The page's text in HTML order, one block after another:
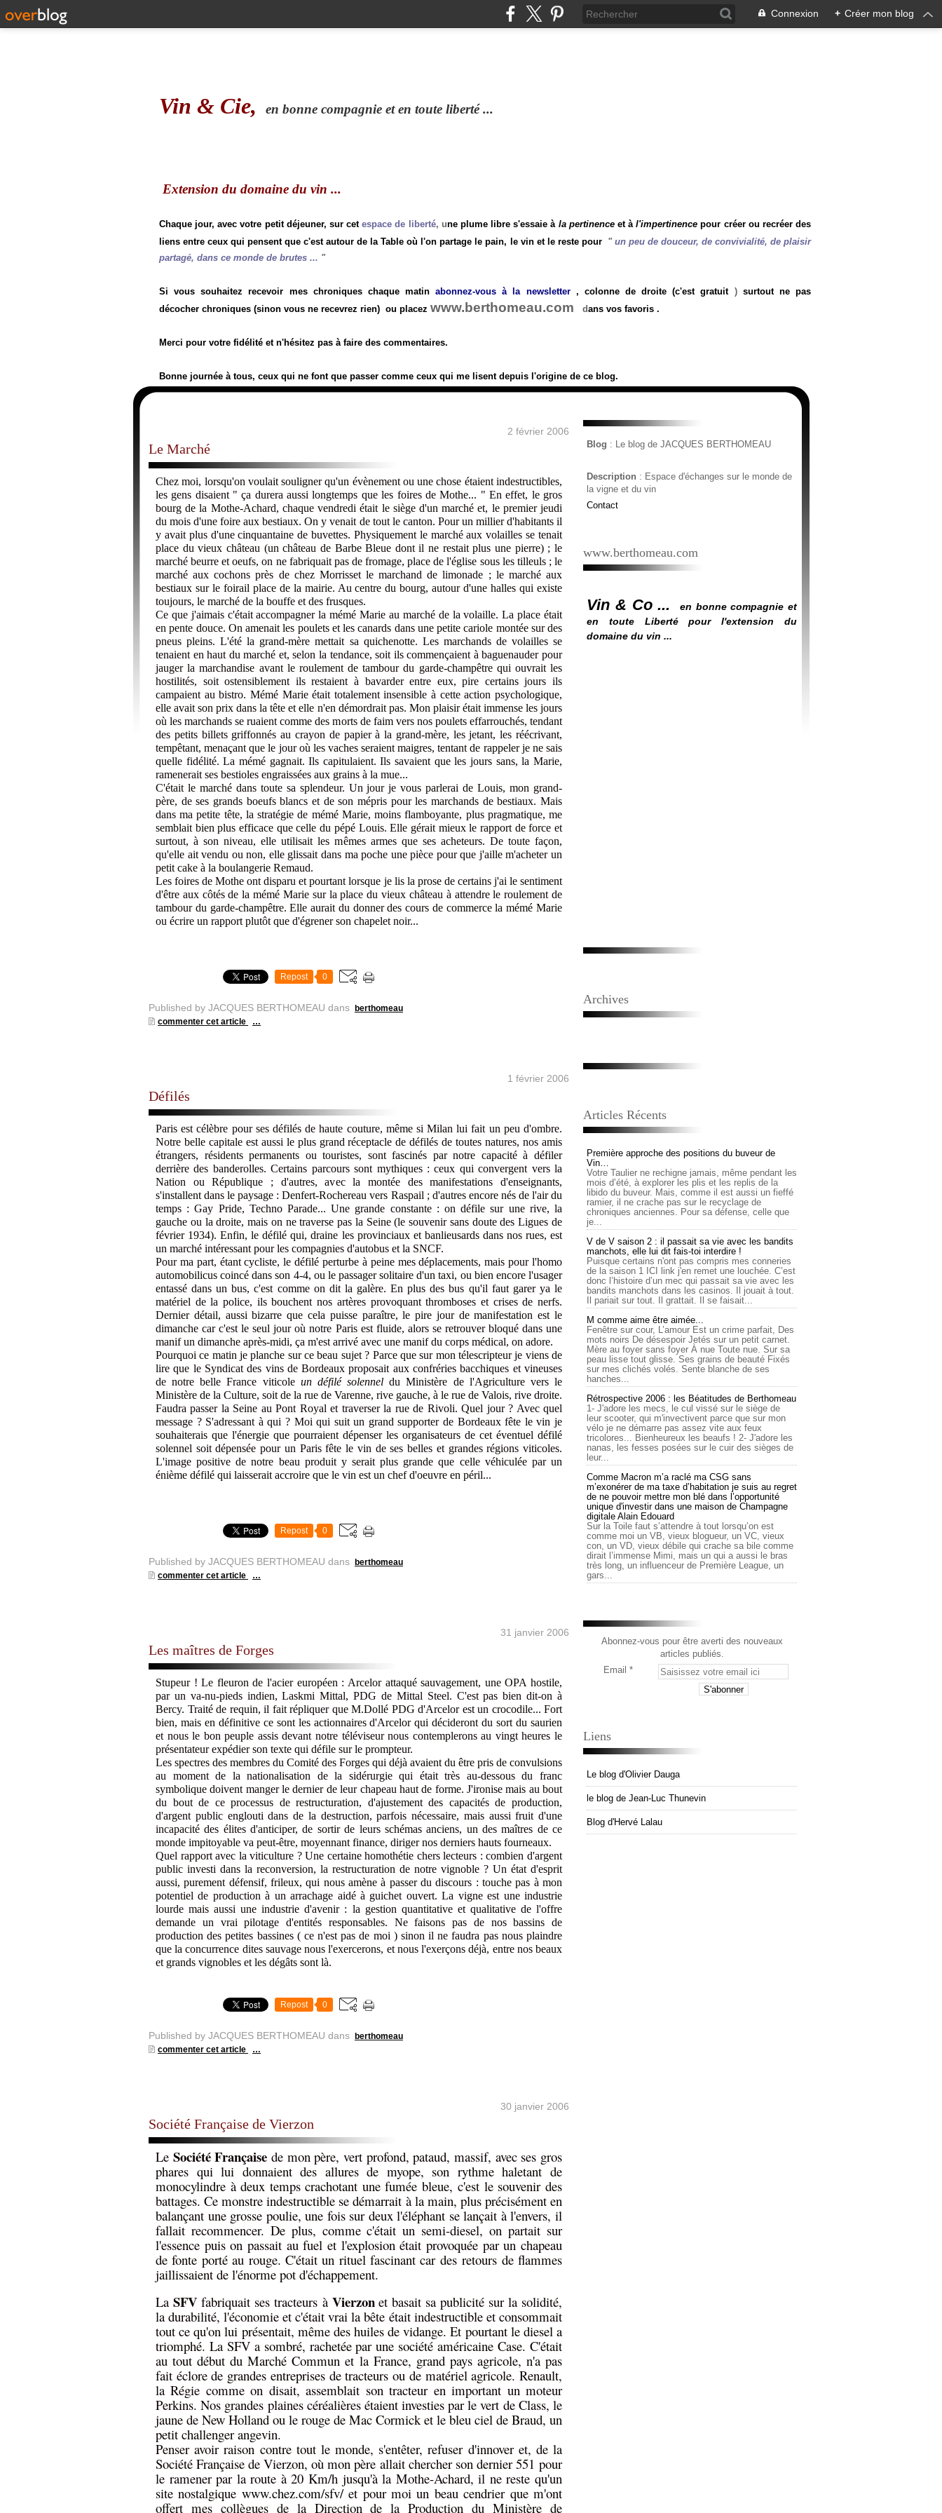
Connexion + Créer mon blog
Vin & Cie, en bonne compagnie et en toute liberté ...
Extension du domaine du vin ...
Chaque jour, avec votre petit déjeuner, sur cetespace de liberté, une plume libre s'essaie à la pertinenceet àl'impertinence pour créer ou recréer des
liens entre ceux qui pensent que c'est autour de la Table où l'on partage le pain, le vin et le reste pour "un peu de douceur, de convivialité, de plaisir
partagé, dans ce monde de brutes ... "
Si vous souhaitez recevoir mes chroniques chaque matinabonnez-vous à la newsletter, colonne de droite (c'est gratuit) surtout ne pas
décocher chroniques (sinon vous ne recevrez rien) ou placez www.berthomeau.com dans vos favoris .
Merci pour votre fidélité et n'hésitez pas à faire des commentaires.
Bonne journée à tous, ceux qui ne font que passer comme ceux qui me lisent depuis l'origine de ce blog.
2 février 2006
Le Marché
Chez moi, lorsqu'on voulait souligner qu'un évènement ou une chose étaient indestructibles,
les gens disaient " ça durera aussi longtemps que les foires de Mothe... " En effet, le gros
bourg de la Mothe-Achard, chaque vendredi était le siège d'un marché et, le premier jeudi
du mois d'une foire aux bestiaux. On y venait de tout le canton. Pour un millier d'habitants il
y avait plus d'une cinquantaine de buvettes. Physiquement le marché aux volailles se tenait
place du vieux château (un château de Barbe Bleue dont il ne restait plus une pierre) ; le
marché beurre et oeufs, on ne fabriquait pas de fromage, place de l'église sous les tilleuls ; le
marché aux cochons près de chez Morrisset le marchand de limonade ; le marché aux
bestiaux sur le foirail place de la mairie. Au centre du bourg, autour d'une halles qui existe
toujours, le marché de la bouffe et des frusques.
Ce que j'aimais c'était accompagner la mémé Marie au marché de la volaille. La place était
en pente douce. On amenait les poulets et les canards dans une petite cariole montée sur des
pneus pleins. L'été la grand-mère mettait sa quichenotte. Les marchands de volailles se
tenaient en haut du marché et, selon la tendance, soit ils commençaient à baguenauder pour
jauger la marchandise avant le roulement de tambour du garde-champêtre qui ouvrait les
hostilités, soit ostensiblement ils restaient à bavarder entre eux, pire certains jours ils
campaient au bistro. Mémé Marie était totalement insensible à cette action psychologique,
elle avait son prix dans la tête et elle n'en démordrait pas. Mon plaisir était immense les jours
où les marchands se ruaient comme des morts de faim vers nos poulets effarrouchés, tendant
des petits billets griffonnés au crayon de papier à la grand-mère, les jetant, les réécrivant,
tempêtant, menaçant que le jour où les vaches seraient maigres, tentant de rappeler je ne sais
quelle fidélité. La mémé gagnait. Ils capitulaient. Ils savaient que les jours sans, la Marie,
ramenerait ses bestioles engraissées aux grains à la mue...
C'était le marché dans toute sa splendeur. Un jour je vous parlerai de Louis, mon grand-
père, de ses grands boeufs blancs et de son mépris pour les marchands de bestiaux. Mais
dans ma petite tête, la stratégie de mémé Marie, moins flamboyante, plus pragmatique, me
semblait bien plus efficace que celle du pépé Louis. Elle gérait mieux le rapport de force et
surtout, à son niveau, elle utilisait les mêmes armes que ses acheteurs. De toute façon,
qu'elle ait vendu ou non, elle glissait dans ma poche une pièce pour que j'aille m'acheter un
petit cake à la boulangerie Remaud.
Les foires de Mothe ont disparu et pourtant lorsque je lis la prose de certains j'ai le sentiment
d'être aux côtés de la mémé Marie sur la place du vieux château à attendre le roulement de
tambour du garde-champêtre. Elle aurait du donner des cours de commerce la mémé Marie
ou écrire un rapport plutôt que d'égrener son chapelet noir...
Repost 0
Published by JACQUES BERTHOMEAU dans
berthomeau
commenter cet article
…
1 février 2006
Défilés
Paris est célèbre pour ses défilés de haute couture, même si Milan lui fait un peu d'ombre.
Notre belle capitale est aussi le plus grand réceptacle de défilés de toutes natures, nos amis
étrangers, résidents permanents ou touristes, sont fascinés par notre capacité à défiler
derrière des banderolles. Certains parcours sont mythiques : ceux qui convergent vers la
Nation ou République ; d'autres, avec la montée des manifestations d'enseignants,
s'installent dans le paysage : Denfert-Rochereau vers Raspail ; d'autres encore nés de l'air du
temps : Gay Pride, Techno Parade... Une grande constante : on défile sur une rive, la
gauche ou la droite, mais on ne traverse pas la Seine (le souvenir sans doute des Ligues de
février 1934). Enfin, le défilé qui, draine les provinciaux et banlieusards dans nos rues, est
un marché intéressant pour les compagnies d'autobus et la SNCF.
Pour ma part, étant cycliste, le défilé perturbe à peine mes déplacements, mais pour l'homo
automobilicus coincé dans son 4-4, ou le passager solitaire d'un taxi, ou bien encore l'usager
entassé dans un bus, c'est comme on dit la galère. En plus des bus qu'il faut garer ya le
matériel de la police, ils bouchent nos artères provoquant thromboses et crises de nerfs.
Dernier détail, aussi bizarre que cela puisse paraître, le pire jour de manifestation est le
dimanche car c'est le seul jour où notre Paris est fluide, alors se retrouver bloqué dans une
manif un dimanche après-midi, ça m'est arrivé avec une manif du corps médical, on adore.
Pourquoi ce matin je planche sur ce beau sujet ? Parce que sur mon télescripteur je viens de
lire que le Syndicat des vins de Bordeaux proposait aux confréries bacchiques et vineuses
de notre belle France viticole un défilé solennel du Ministère de l'Agriculture vers le
Ministère de la Culture, soit de la rue de Varenne, rive gauche, à le rue de Valois, rive droite.
Faudra passer la Seine au Pont Royal et traverser la rue de Rivoli. Quel jour ? Avec quel
message ? S'adressant à qui ? Moi qui suit un grand supporter de Bordeaux fête le vin je
souhaiterais que l'énergie que pourraient dépenser les organisateurs de cet éventuel défilé
solennel soit dépensée pour un Paris fête le vin de ses belles et grandes régions viticoles.
L'image positive de notre beau produit y serait plus grande que celle véhiculée par un
énième défilé qui laisserait accroire que le vin est un chef d'oeuvre en péril...
Repost 0
Published by JACQUES BERTHOMEAU dans
berthomeau
commenter cet article
…
31 janvier 2006
Les maîtres de Forges
Stupeur ! Le fleuron de l'acier européen : Arcelor attaqué sauvagement, une OPA hostile,
par un va-nu-pieds indien, Laskmi Mittal, PDG de Mittal Steel. C'est pas bien dit-on à
Bercy. Traité de requin, il fait répliquer que M.Dollé PDG d'Arcelor est un crocodile... Fort
bien, mais en définitive ce sont les actionnaires d'Arcelor qui décideront du sort du saurien
et nous le bon peuple assis devant notre téléviseur nous contemplerons au vingt heures le
présentateur expédier son texte qui défile sur le prompteur.
Les spectres des membres du Comité des Forges qui déjà avaient du être pris de convulsions
au moment de la nationalisation de la sidérurgie qui était très au-dessous du franc
symbolique doivent manger le dernier de leur chapeau haut de forme. J'ironise mais au bout
du bout de ce processus de restructuration, d'ajustement des capacités de production,
d'argent public englouti dans de la destruction, parfois nécessaire, mais aussi fruit d'une
incapacité des élites d'anticiper, de sortir de leurs schémas anciens, un des maîtres de ce
monde impitoyable va peut-être, moyennant finance, diriger nos derniers hauts fourneaux.
Quel rapport avec la viticulture ? Une certaine homothétie chers lecteurs : combien d'argent
public investi dans la reconversion, la restructuration de notre vignoble ? Un état d'esprit
aussi, purement défensif, frileux, qui nous amène à passer du discours : touche pas à mon
potentiel de production à un arrachage aidé à guichet ouvert. La vigne est une industrie
lourde mais aussi une industrie d'avenir : la gestion quantitative et qualitative de l'offre
demande un vrai pilotage d'entités responsables. Ne faisons pas de nos bassins de
production des petites bassines ( ce n'est pas de moi ) sinon il ne faudra pas nous plaindre
que la concurrence dites sauvage nous l'exercerons, et nous l'exerçons déjà, entre nos beaux
et grands vignobles et les dégâts sont là.
Repost 0
Published by JACQUES BERTHOMEAU dans
berthomeau
commenter cet article
…
30 janvier 2006
Société Française de Vierzon
Le Société Française de mon père, vert profond, pataud, massif, avec ses gros
phares qui lui donnaient des allures de myope, son rythme haletant de
monocylindre à deux temps crachotant une fumée bleue, c'est le souvenir des
battages. Ce monstre indestructible se démarrait à la main, plus précisément en
balançant une grosse poulie, une fois sur deux l'éléphant se lançait à l'envers, il
fallait recommencer. De plus, comme c'était un semi-diesel, on partait sur
l'essence puis on passait au fuel et l'explosion était provoquée par un chapeau
de fonte porté au rouge. C'était un rituel fascinant car des retours de flammes
jaillissaient de l'énorme pot d'échappement.
La SFVfabriquait ses tracteurs à Vierzonet basait sa publicité sur la solidité,
la durabilité, l'économie et c'était vrai la bête était indestructible et consommait
tout ce qu'on lui présentait, même des huiles de vidange. Et pourtant le diesel a
triomphé. La SFV a sombré, rachetée par une société américaine Case. C'était
au tout début du Marché Commun et la France, grand pays agricole, n'a pas
fait éclore de grandes entreprises de tracteurs ou de matériel agricole. Renault,
la Régie comme on disait, assemblait son tracteur en important un moteur
Perkins. Nos grandes plaines céréalières étaient investies par le vert de Class, le
jaune de New Holland ou le rouge de Mac Cormick et le bleu ciel de Braud, un
petit challenger angevin.
Penser avoir raison contre tout le monde, s'entêter, refuser d'innover et, de la
Société Française de Vierzon, où mon père allait chercher son dernier 551 pour
le ramener par la route à 20 Km/h jusqu'à la Mothe-Achard, il ne reste qu'un
site nostalgique www.chez.com/sfv/et pour moi un beau cendrier que m'ont
offert mes collègues de la Direction de la Production du Ministère de
Blog : Le blog de JACQUES BERTHOMEAU
Description : Espace d'échanges sur le monde de
la vigne et du vin
Contact
www.berthomeau.com
Vin & Co ...
en bonne compagnie et
en toute Liberté pour l'extension du
domaine du vin ...
Archives
Articles Récents
Première approche des positions du buveur de
Vin…
Votre Taulier ne rechigne jamais, même pendant les
mois d’été, à explorer les plis et les replis de la
libido du buveur. Mais, comme il est aussi un fieffé
ramier, il ne crache pas sur le recyclage de
chroniques anciennes. Pour sa défense, celle que
je...
V de V saison 2 : il passait sa vie avec les bandits
manchots, elle lui dit fais-toi interdire !
Puisque certains n'ont pas compris mes conneries
de la saison 1 ICI link j'en remet une louchée. C’est
donc l’histoire d’un mec qui passait sa vie avec les
bandits manchots dans les casinos. Il jouait à tout.
Il pariait sur tout. Il grattait. Il se faisait...
M comme aime être aimée...
Fenêtre sur cour, L’amour Est un crime parfait, Des
mots noirs De désespoir Jetés sur un petit carnet.
Mère au foyer sans foyer À nue Toute nue. Sur sa
peau lisse tout glisse. Ses grains de beauté Fixés
sur mes clichés volés. Sente blanche de ses
hanches...
Rétrospective 2006 : les Béatitudes de Berthomeau
1- J'adore les mecs, le cul vissé sur le siège de
leur scooter, qui m'invectivent parce que sur mon
vélo je ne démarre pas assez vite aux feux
tricolores... Bienheureux les beaufs ! 2- J'adore les
nanas, les fesses posées sur le cuir des sièges de
leur...
Comme Macron m’a raclé ma CSG sans
m’exonérer de ma taxe d’habitation je suis au regret
de ne pouvoir mettre mon blé dans l’opportunité
unique d'investir dans une maison de Champagne
digitale Alain Edouard
Sur la Toile faut s’attendre à tout lorsqu’on est
comme moi un VB, vieux blogueur, un VC, vieux
con, un VD, vieux débile qui crache sa bile comme
dirait l’immense Mimi, mais un qui a aussi le bras
très long, un influenceur de Première League, un
gars...
Abonnez-vous pour être averti des nouveaux
articles publiés.
Email
Liens
Le blog d'Olivier Dauga
le blog de Jean-Luc Thunevin
Blog d'Hervé Lalau